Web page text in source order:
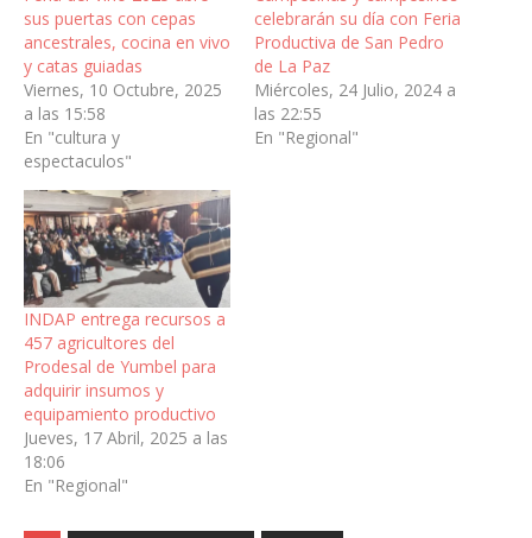
sus puertas con cepas
ancestrales, cocina en vivo
y catas guiadas
Viernes, 10 Octubre, 2025
a las 15:58
En "cultura y
espectaculos"
celebrarán su día con Feria
Productiva de San Pedro
de La Paz
Miércoles, 24 Julio, 2024 a
las 22:55
En "Regional"
INDAP entrega recursos a
457 agricultores del
Prodesal de Yumbel para
adquirir insumos y
equipamiento productivo
Jueves, 17 Abril, 2025 a las
18:06
En "Regional"